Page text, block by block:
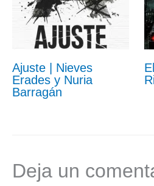
Ajuste | Nieves
Erades y Nuria
Barragán
Deja un